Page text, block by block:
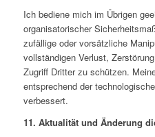
Ich bediene mich im Übrigen
organisatorischer
zufällige oder vorsätzliche
vollständigen Verlust,
Zugriff Dritter zu schützen.
entsprechend der
verbessert.
11. Aktualität und Änderung